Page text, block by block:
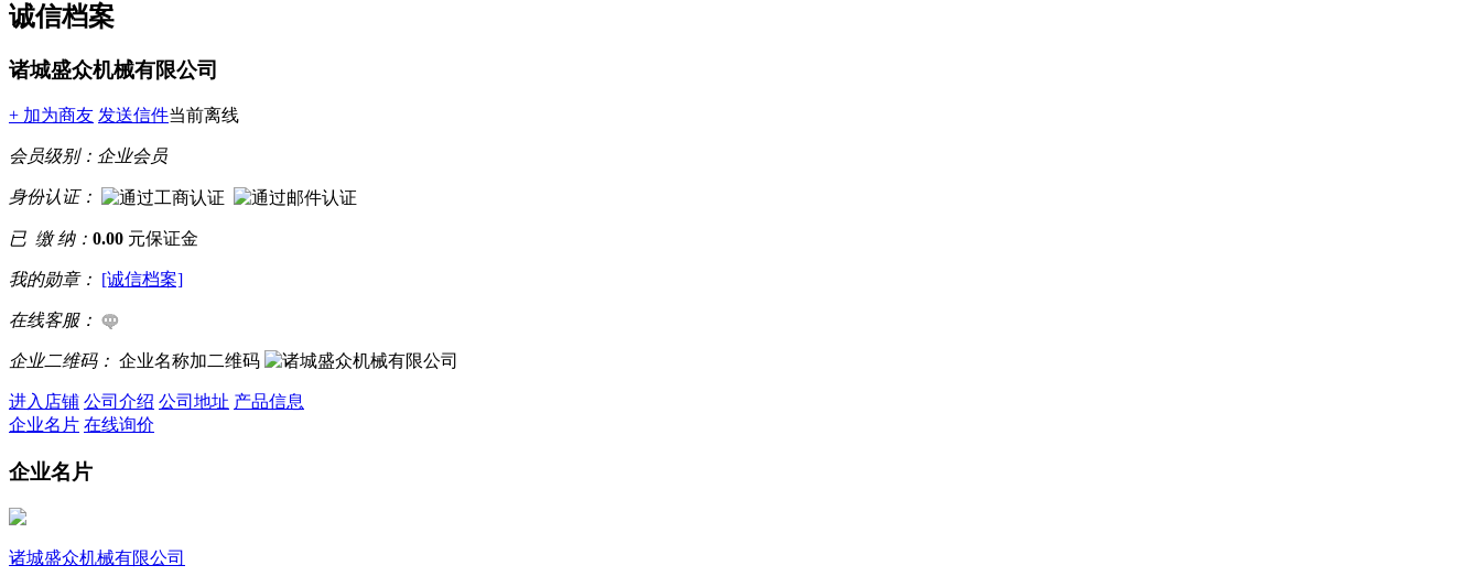
诚信档案
诸城盛众机械有限公司
+ 加为商友 发送信件当前离线
会员级别： 企业会员
身份认证：
已 缴 纳： 0.00 元保证金
我的勋章： [诚信档案]
在线客服：
企业二维码： 企业名称加二维码
进入店铺 公司介绍 公司地址 产品信息
企业名片 在线询价
企业名片
诸城盛众机械有限公司